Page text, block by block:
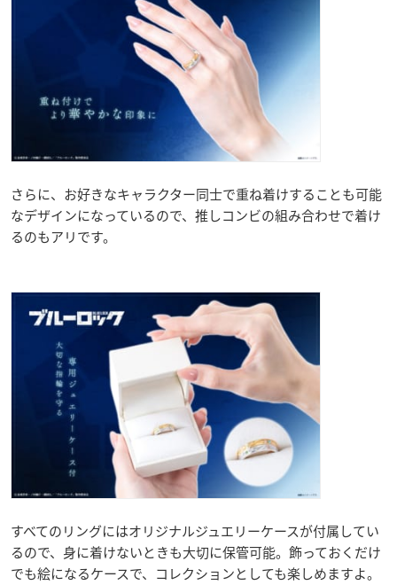
さらに、お好きなキャラクター同士で重ね着けすることも可能
なデザインになっているので、推しコンビの組み合わせで着け
るのもアリです。
すべてのリングにはオリジナルジュエリーケースが付属してい
るので、身に着けないときも大切に保管可能。飾っておくだけ
でも絵になるケースで、コレクションとしても楽しめますよ。